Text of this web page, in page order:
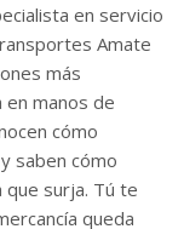
en servicio
Amate
más
manos de
cómo
saben cómo
surja. Tú te
queda